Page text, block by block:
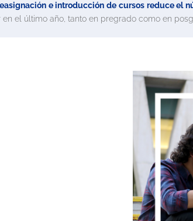
e introducción de cursos reduce el
en el último año, tanto en pregrado como en